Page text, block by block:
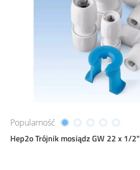
Popularność
Hep2o Trójnik mosiądz GW 22 x 1/2"